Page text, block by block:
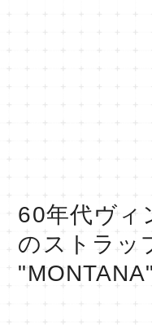
60年代ヴィ
のストラッ
"MONTANA"